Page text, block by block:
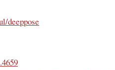
deeppose